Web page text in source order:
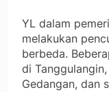
YL dalam
melakukan
berbeda.
di
Gedangan, dan